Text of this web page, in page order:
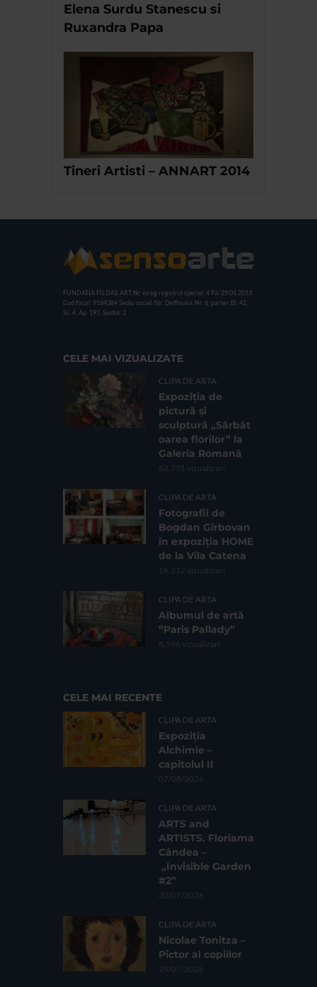
Elena Surdu Stanescu si
Ruxandra Papa
Tineri Artisti – ANNART 2014
FUNDATIA FILDAS ART Nr inreg registrul special: 4 PJ/ 29.01.2013
Cod fiscal: 9164384 Sediu social: Str. Delfinului, Nr. 6, parter Bl. 42,
Sc. 4, Ap. 197, Sector 2
CELE MAI VIZUALIZATE
CLIPA DE ARTA
Expoziția de
pictură și
sculptură „Sărbăt
oarea florilor” la
Galeria Romană
62.731 vizualizari
CLIPA DE ARTA
Fotografii de
Bogdan Gîrbovan
în expoziția HOME
de la Vila Catena
16.212 vizualizari
CLIPA DE ARTA
Albumul de artă
“Paris Pallady”
6.596 vizualizari
CELE MAI RECENTE
CLIPA DE ARTA
Expoziția
Alchimie –
capitolul II
07/08/2026
CLIPA DE ARTA
ARTS and
ARTISTS. Floriama
Cândea –
„Invisible Garden
#2”
30/07/2026
CLIPA DE ARTA
Nicolae Tonitza –
Pictor al copiilor
29/07/2026